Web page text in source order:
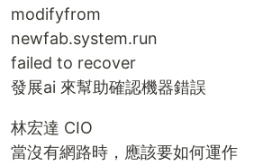
modifyfrom
newfab.system.run
failed to recover
發展ai 來幫助確認機器錯誤
林宏達 CIO
當沒有網路時，應該要如何運作